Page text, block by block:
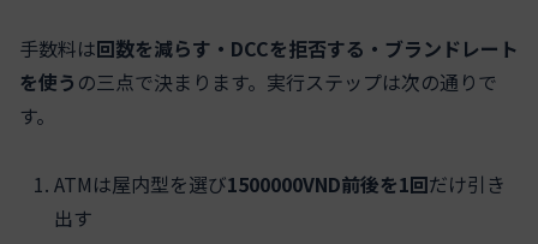
手数料は回数を減らす・DCCを拒否する・ブランドレート
を使う の三点で決まります。実行ステップは次の通りで
す。
ATMは屋内型を選び1500000VND前後を1回だけ引き
出す